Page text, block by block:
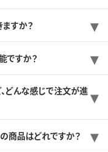
すか？
ですか？
どんな感じで注文が進
商品はどれですか？